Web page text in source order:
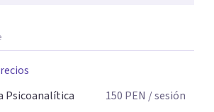
Psicoanalítica
150 PEN / sesión